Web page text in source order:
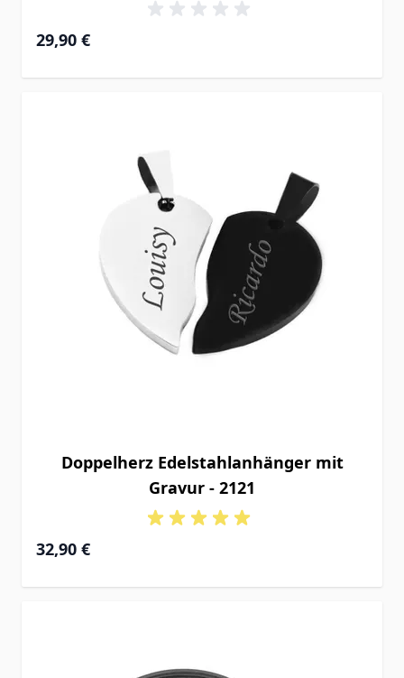
29,90 €
Doppelherz Edelstahlanhänger mit
Gravur - 2121
32,90 €